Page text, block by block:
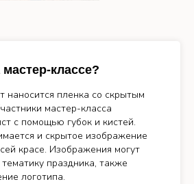
классе?
наносится пленка со скрытым
мастер-класса
с помощью губок и кистей.
и скрытое изображение
красе. Изображения могут
праздника, также
логотипа.